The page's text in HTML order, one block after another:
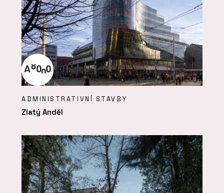
ADMINISTRATIVNÍ STAVBY
Zlatý Anděl